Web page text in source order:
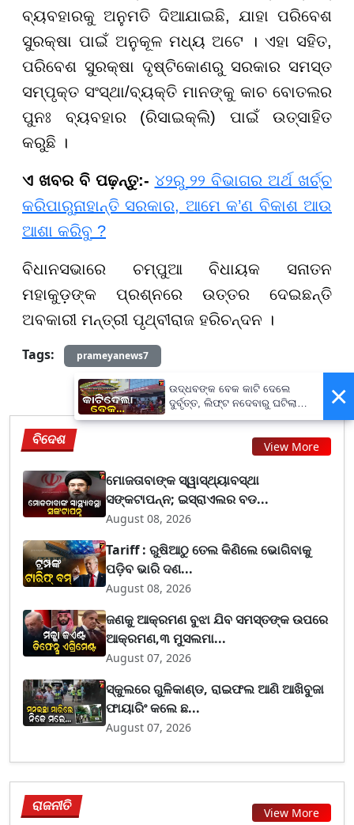
ବ୍ୟବହାରକୁ ଅନୁମତି ଦିଆଯାଇଛି, ଯାହା ପରିବେଶ
ସୁରକ୍ଷା ପାଇଁ ଅନୁକୂଳ ମଧ୍ୟ ଅଟେ । ଏହା ସହିତ,
ପରିବେଶ ସୁରକ୍ଷା ଦୃଷ୍ଟିକୋଣରୁ ସରକାର ସମସ୍ତ
ସମ୍ପୃକ୍ତ ସଂସ୍ଥା/ବ୍ୟକ୍ତି ମାନଙ୍କୁ କାଚ ବୋତଲର
ପୁନଃ ବ୍ୟବହାର (ରିସାଇକ୍ଲି) ପାଇଁ ଉତ୍ସାହିତ
କରୁଛି ।
ଏ ଖବର ବି ପଢ଼ନ୍ତୁ:- ୪୨ରୁ ୨୨ ବିଭାଗର ଅର୍ଥ ଖର୍ଚ୍ଚ
କରିପାରୁନାହାନ୍ତି ସରକାର, ଆମେ କ’ଣ ବିକାଶ ଆଉ
ଆଶା କରିବୁ ?
ବିଧାନସଭାରେ ଚମ୍ପୁଆ ବିଧାୟକ ସନାତନ
ମହାକୁଡ଼ଙ୍କ ପ୍ରଶ୍ନରେ ଉତ୍ତର ଦେଇଛନ୍ତି
ଅବକାରୀ ମନ୍ତ୍ରୀ ପୃଥ୍ବୀରାଜ ହରିଚନ୍ଦନ ।
Tags:
prameyanews7
ବିଦେଶ View More
ମୋଜତାବାଙ୍କ ସ୍ୱାସ୍ଥ୍ୟାବସ୍ଥା
ସଙ୍କଟାପନ୍ନ; ଇସ୍ରାଏଲର ବଡ...
August 08, 2026
Tariff : ରୁଷିଆଠୁ ତେଲ କିଣିଲେ ଭୋଗିବାକୁ
ପଡ଼ିବ ଭାରି ଦଣ...
August 08, 2026
ଜଣକୁ ଆକ୍ରମଣ ବୁଝା ଯିବ ସମସ୍ତଙ୍କ ଉପରେ
ଆକ୍ରମଣ,୩ ମୁସଲମା...
August 07, 2026
ସ୍କୁଲରେ ଗୁଳିକାଣ୍ଡ, ରାଇଫଲ ଆଣି ଆଖିବୁଜା
ଫାୟାରିଂ କଲେ ଛ...
August 07, 2026
ରାଜନୀତି View More
×
ଉଦ୍ଧବଙ୍କ ବେକ କାଟି ଦେଲେ
ଦୁର୍ବୃତ୍ତ, ଲିଫ୍ଟ ନଦେବାରୁ ଘଟିଲା
ଘଟଣା...